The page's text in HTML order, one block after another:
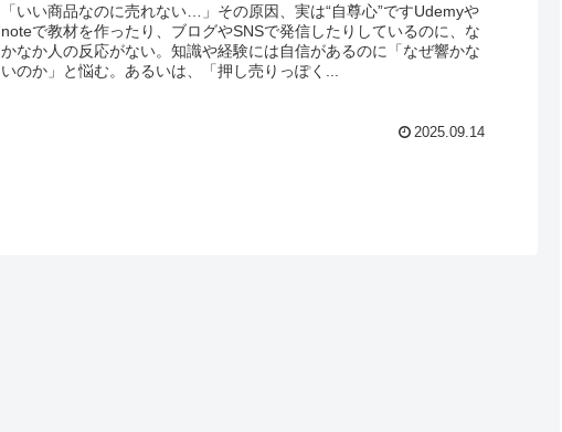
「いい商品なのに売れない…」その原因、実は“自尊心”ですUdemyや
noteで教材を作ったり、ブログやSNSで発信したりしているのに、な
かなか人の反応がない。知識や経験には自信があるのに「なぜ響かな
いのか」と悩む。あるいは、「押し売りっぽく...
2025.09.14